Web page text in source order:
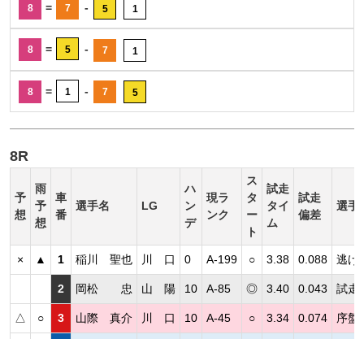
8 = 7 - 5 1
8 = 5 - 7 1
8 = 1 - 7 5
8R
予
想
雨
予
想
車
番
選手名 LG
ハ
ン
デ
現ラ
ンク
ス
タ
ー
ト
試走
タイ
ム
試走
偏差
選手
× ▲ 1 稲川 聖也 川 口 0 A-199 ○ 3.38 0.088 逃げ
2 岡松 忠 山 陽 10 A-85 ◎ 3.40 0.043 試走
△ ○ 3 山際 真介 川 口 10 A-45 ○ 3.34 0.074 序盤